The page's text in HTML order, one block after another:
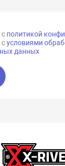
с политикой
сусловиями
данных